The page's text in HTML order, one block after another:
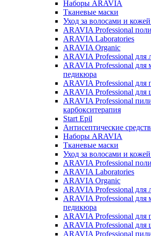
Наборы ARAVIA
Тканевые маски
Уход за волосами и
ARAVIA Professional
ARAVIA Laboratories
ARAVIA Organic
ARAVIA Professional для
ARAVIA Professional для
педикюра
ARAVIA Professional для
ARAVIA Professional для
ARAVIA Professional
карбокситерапия
Start Epil
Антисептические
Наборы ARAVIA
Тканевые маски
Уход за волосами и
ARAVIA Professional
ARAVIA Laboratories
ARAVIA Organic
ARAVIA Professional для
ARAVIA Professional для
педикюра
ARAVIA Professional для
ARAVIA Professional для
ARAVIA Professional